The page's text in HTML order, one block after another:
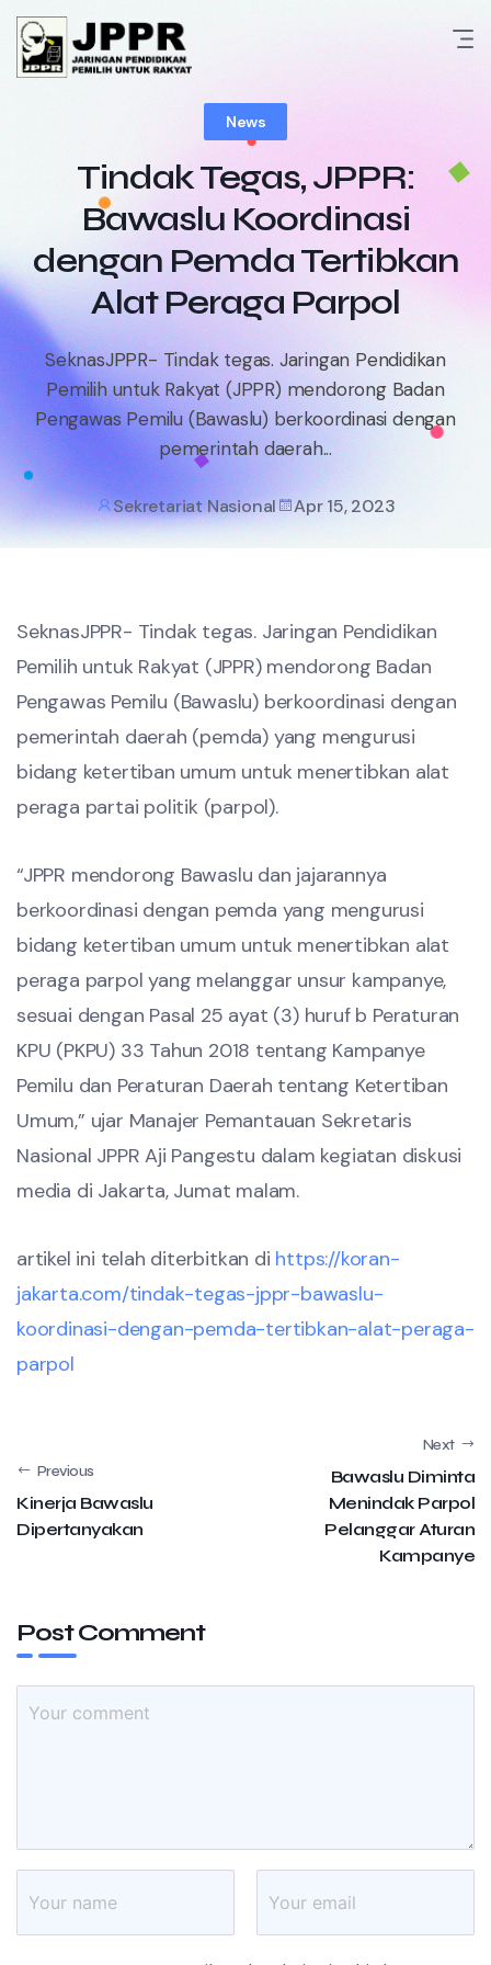
Skip
content
News
Tindak Tegas, JPPR:
Bawaslu Koordinasi
dengan Pemda Tertibkan
Alat Peraga Parpol
SeknasJPPR- Tindak tegas. Jaringan Pendidikan
Pemilih untuk Rakyat (JPPR) mendorong Badan
Pengawas Pemilu (Bawaslu) berkoordinasi dengan
pemerintah daerah...
Sekretariat Nasional Apr 15, 2023
SeknasJPPR- Tindak tegas. Jaringan Pendidikan
Pemilih untuk Rakyat (JPPR) mendorong Badan
Pengawas Pemilu (Bawaslu) berkoordinasi dengan
pemerintah daerah (pemda) yang mengurusi
bidang ketertiban umum untuk menertibkan alat
peraga partai politik (parpol).
“JPPR mendorong Bawaslu dan jajarannya
berkoordinasi dengan pemda yang mengurusi
bidang ketertiban umum untuk menertibkan alat
peraga parpol yang melanggar unsur kampanye,
sesuai dengan Pasal 25 ayat (3) huruf b Peraturan
KPU (PKPU) 33 Tahun 2018 tentang Kampanye
Pemilu dan Peraturan Daerah tentang Ketertiban
Umum,” ujar Manajer Pemantauan Sekretaris
Nasional JPPR Aji Pangestu dalam kegiatan diskusi
media di Jakarta, Jumat malam.
artikel ini telah diterbitkan di https://koran-
jakarta.com/tindak-tegas-jppr-bawaslu-
koordinasi-dengan-pemda-tertibkan-alat-peraga-
parpol
Previous
Kinerja Bawaslu
Dipertanyakan
Next
Bawaslu Diminta
Menindak Parpol
Pelanggar Aturan
Kampanye
Post Comment